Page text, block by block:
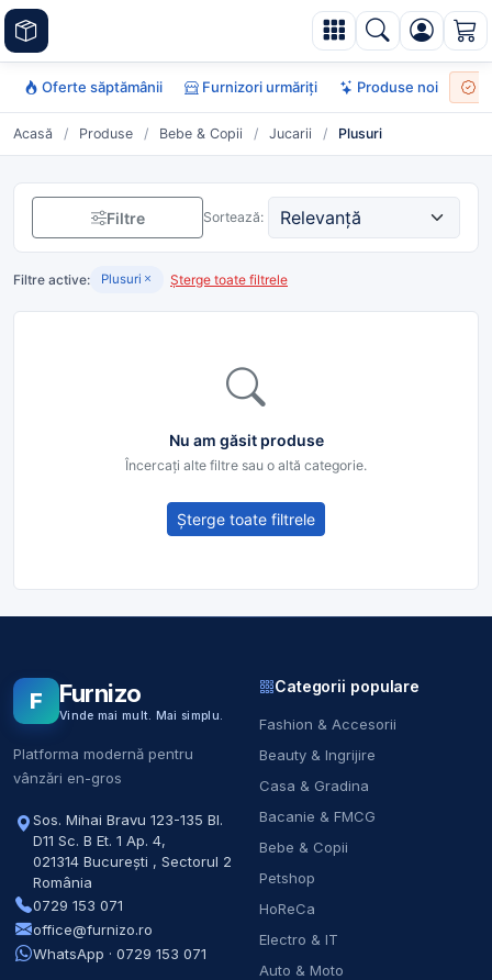
Oferte săptămânii Furnizori urmăriți Produse noi
Acasă / Produse / Bebe & Copii / Jucarii / Plusuri
Filtre Sortează:
Filtre active: Plusuri Șterge toate filtrele
Nu am găsit produse
Încercați alte filtre sau o altă categorie.
Șterge toate filtrele
F Furnizo
Vinde mai mult. Mai simplu.
Platforma modernă pentru
vânzări en-gros
Sos. Mihai Bravu 123-135 Bl.
D11 Sc. B Et. 1 Ap. 4,
021314 București , Sectorul 2
România
0729 153 071
office@furnizo.ro
WhatsApp · 0729 153 071
Categorii populare
Fashion & Accesorii
Beauty & Ingrijire
Casa & Gradina
Bacanie & FMCG
Bebe & Copii
Petshop
HoReCa
Electro & IT
Auto & Moto